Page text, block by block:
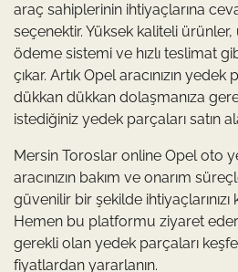
araç sahiplerinin ihtiyaçlarına
seçenektir. Yüksek kaliteli
ödeme sistemi ve hızlı teslimat
çıkar. Artık Opel aracınızın
dükkan dükkan dolaşmanıza
istediğiniz yedek parçaları satın
Mersin Toroslar online Opel oto
aracınızın bakım ve onarım
güvenilir bir şekilde ihtiyaçlarınızı
Hemen bu platformu ziyaret
gerekli olan yedek parçaları
fiyatlardan yararlanın.